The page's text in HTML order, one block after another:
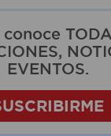
EVENTOS.